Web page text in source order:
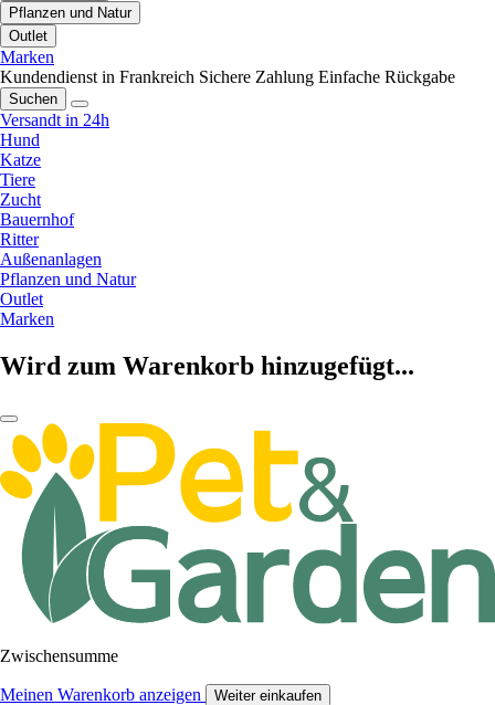
Pflanzen und Natur
Outlet
Marken
Kundendienst in Frankreich Sichere Zahlung Einfache Rückgabe
Suchen
Versandt in 24h
Hund
Katze
Tiere
Zucht
Bauernhof
Ritter
Außenanlagen
Pflanzen und Natur
Outlet
Marken
Wird zum Warenkorb hinzugefügt...
Zwischensumme
Meinen Warenkorb anzeigen Weiter einkaufen